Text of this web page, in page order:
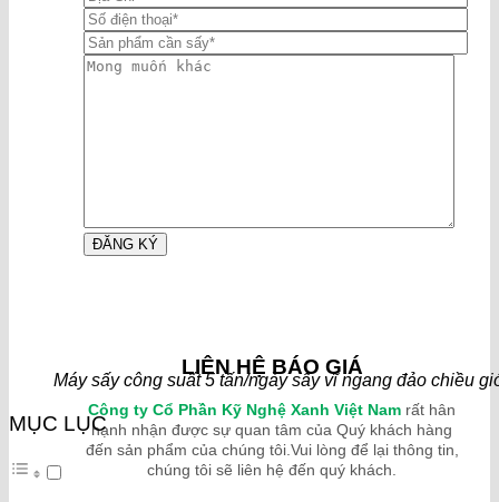
LIÊN HỆ BÁO GIÁ
Công ty Cổ Phần Kỹ Nghệ Xanh Việt Nam rất hân
hạnh nhận được sự quan tâm của Quý khách hàng
đến sản phẩm của chúng tôi.Vui lòng để lại thông tin,
chúng tôi sẽ liên hệ đến quý khách.
Máy sấy công suất 5 tấn/ngày sấy vĩ ngang đảo chiều
MỤC LỤC